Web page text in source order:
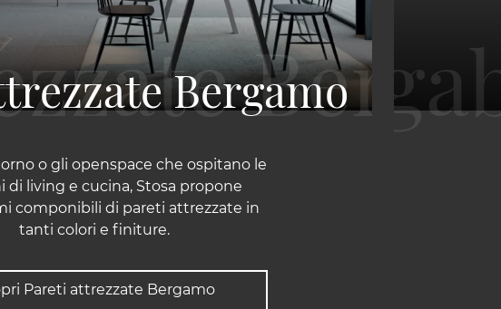
Bergamo
o gli openspace che ospitano le
di living e cucina, Stosa propone
componibili di pareti attrezzate in
tanti colori e finiture.
Pareti attrezzate Bergamo